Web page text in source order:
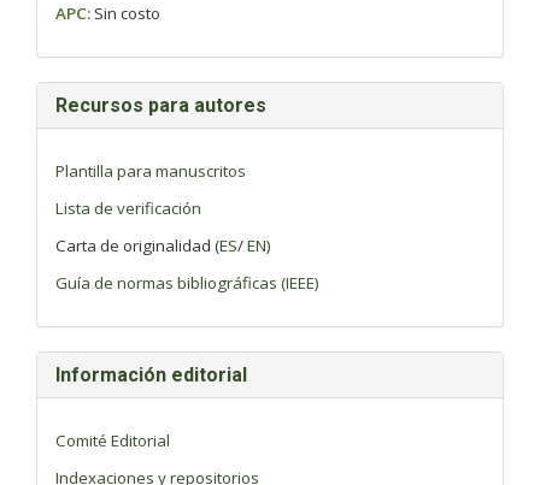
APC: Sin costo
Recursos para autores
Plantilla para manuscritos
Lista de verificación
Carta de originalidad (ES/EN)
Guía de normas bibliográficas (IEEE)
Información editorial
Comité Editorial
Indexaciones y repositorios